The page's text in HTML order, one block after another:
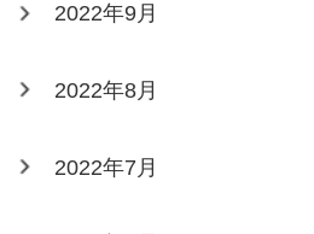
2022年9月
2022年8月
2022年7月